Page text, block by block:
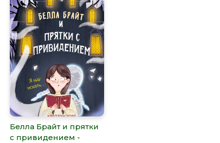
Белла Брайт и прятки
с привидением -